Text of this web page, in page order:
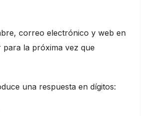
correo electrónico y web en
para la próxima vez que
una respuesta en dígitos: